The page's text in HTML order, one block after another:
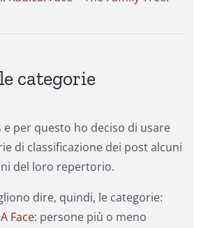
categorie
e per questo ho deciso di usare
di classificazione dei post alcuni
del loro repertorio.
dire, quindi, le categorie:
Face: persone più o meno